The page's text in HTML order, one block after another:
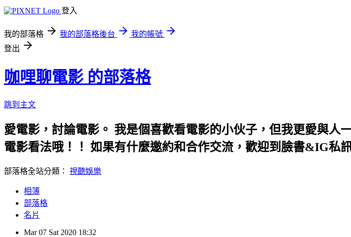
登入
我的部落格 我的部落格後台
我的帳號
登出
咖哩聊電影 的部落格
跳到主文
愛電影，討論電影。 我是個喜歡看電影的小伙子，但我更愛與人
電影看法哦！！ 如果有什麼邀約和合作交流，歡迎到臉書&IG私
部落格全站分類： 視聽娛樂
相簿
部落格
名片
Mar 07 Sat 2020 18:32